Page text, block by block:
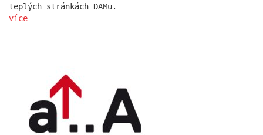
teplých stránkách DAMu.
více